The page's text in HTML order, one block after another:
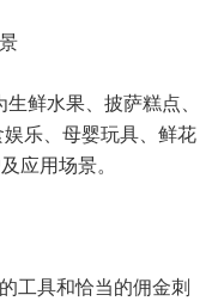
鲜水果、披萨糕点、
乐、母婴玩具、鲜花
应用场景。
工具和恰当的佣金刺